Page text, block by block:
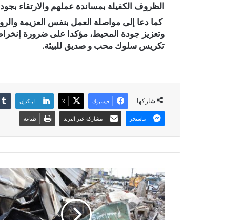
الظروف الكفيلة بمساندة عملهم والارتقاء
كما دعا إلى مواصلة العمل بنفس العزيمة
وتعزيز جودة المحيط، مؤكدا على ضرورة
تكريس سلوك محب و صديق للبيئة.
شاركها فيسبوك X لينكدإن
ماسنجر مشاركة عبر البريد طباعة